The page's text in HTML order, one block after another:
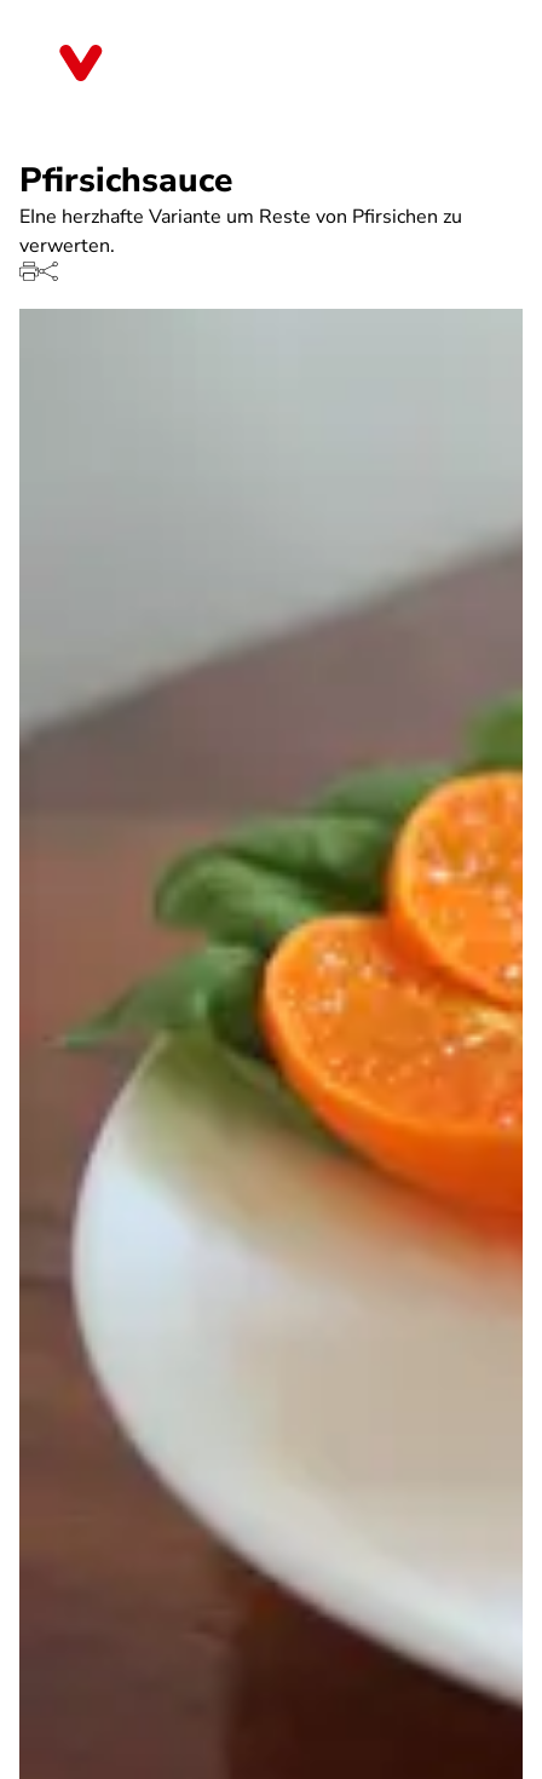
Pfirsichsauce
EIne herzhafte Variante um Reste von Pfirsichen zu
verwerten.